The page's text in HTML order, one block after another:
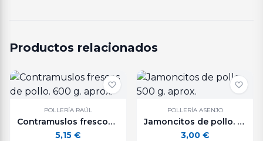
Productos relacionados
POLLERÍA RAÚL
Contramuslos frescos de pollo. 600 g. aprox.
5,15 €
POLLERÍA ASENJO
Jamoncitos de pollo. 500 g. aprox.
3,00 €